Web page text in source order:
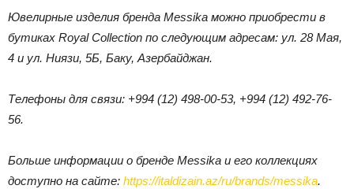
Ювелирные изделия бренда Messika можно приобрести в
бутиках Royal Collection по следующим адресам: ул. 28 Мая,
4 и ул. Ниязи, 5Б, Баку, Азербайджан.
Телефоны для связи: +994 (12) 498-00-53, +994 (12) 492-76-
56.
Больше информации о бренде Messika и его коллекциях
доступно на сайте: https://italdizain.az/ru/brands/messika.